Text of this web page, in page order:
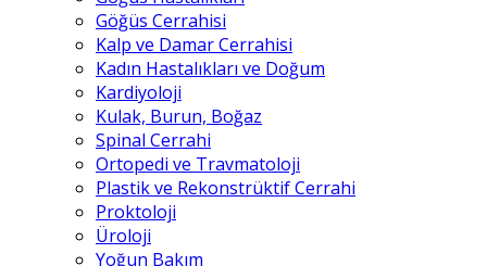
Göğüs Cerrahisi
Kalp ve Damar Cerrahisi
Kadın Hastalıkları ve Doğum
Kardiyoloji
Kulak, Burun, Boğaz
Spinal Cerrahi
Ortopedi ve Travmatoloji
Plastik ve Rekonstrüktif Cerrahi
Proktoloji
Üroloji
Yoğun Bakım